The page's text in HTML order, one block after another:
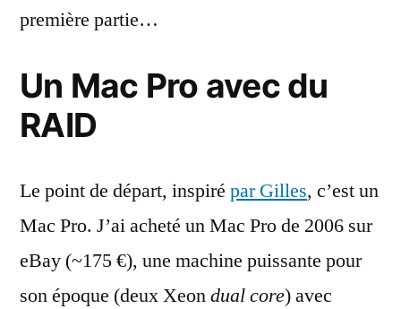
première partie…
Un Mac Pro avec du
RAID
Le point de départ, inspiré par Gilles, c’est un
Mac Pro. J’ai acheté un Mac Pro de 2006 sur
eBay (~175 €), une machine puissante pour
son époque (deux Xeondual core) avec